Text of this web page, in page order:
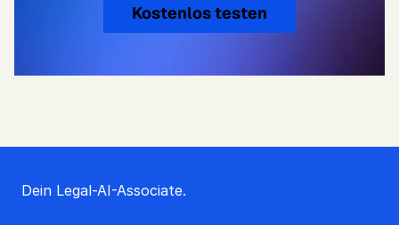
Kostenlos testen
Dein Legal-AI-Associate.